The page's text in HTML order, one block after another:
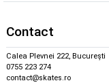
Contact
Calea Plevnei 222, București
0755 223 274
contact@skates.ro